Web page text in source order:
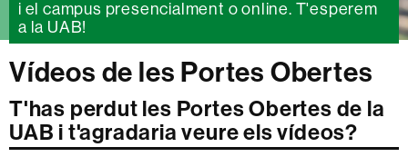
Universitat
Autònoma
de
Barcelona
i el campus presencialment o online. T'esperem
a la UAB!
Vídeos de les Portes Obertes
T'has perdut les Portes Obertes de la
UAB i t'agradaria veure els vídeos?